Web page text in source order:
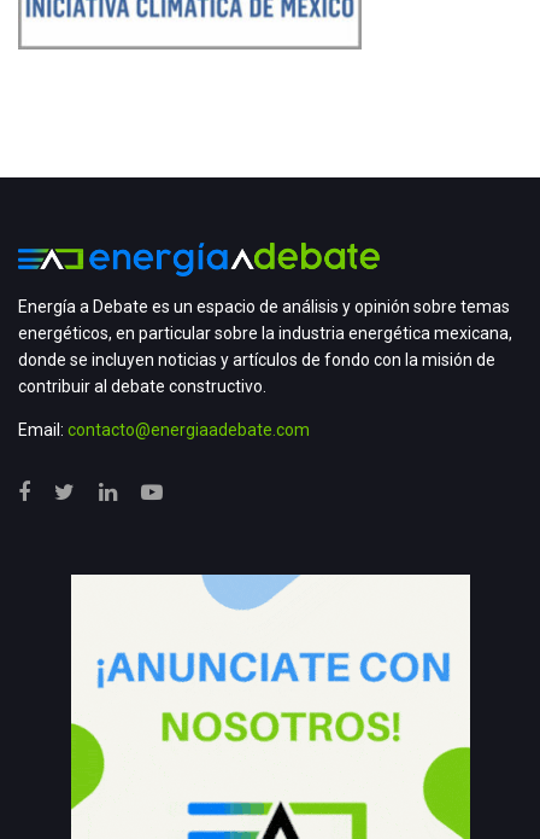
Energía a Debate es un espacio de análisis y opinión sobre temas
energéticos, en particular sobre la industria energética mexicana,
donde se incluyen noticias y artículos de fondo con la misión de
contribuir al debate constructivo.
Email: contacto@energiaadebate.com